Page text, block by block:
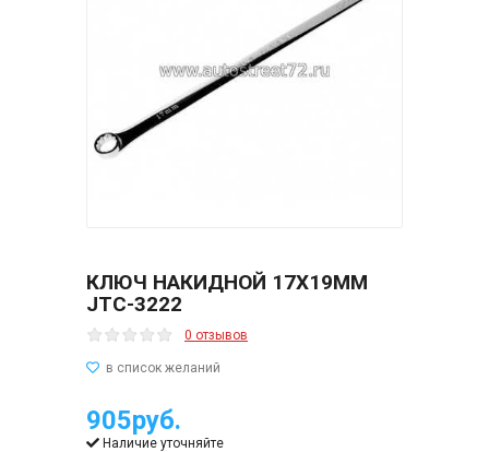
КЛЮЧ НАКИДНОЙ 17Х19ММ
JTC-3222
0 отзывов
905руб.
Наличие уточняйте